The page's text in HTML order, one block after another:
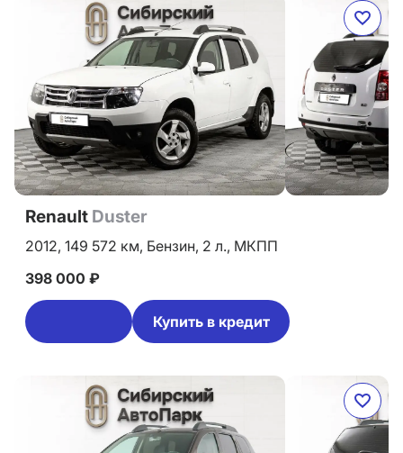
Renault Duster
2012, 149 572 км, Бензин, 2 л., МКПП
398 000 ₽
Купить в кредит